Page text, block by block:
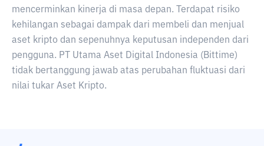
mencerminkan kinerja di masa depan. Terdapat risiko
kehilangan sebagai dampak dari membeli dan menjual
aset kripto dan sepenuhnya keputusan independen dari
pengguna. PT Utama Aset Digital Indonesia (Bittime)
tidak bertanggung jawab atas perubahan fluktuasi dari
nilai tukar Aset Kripto.